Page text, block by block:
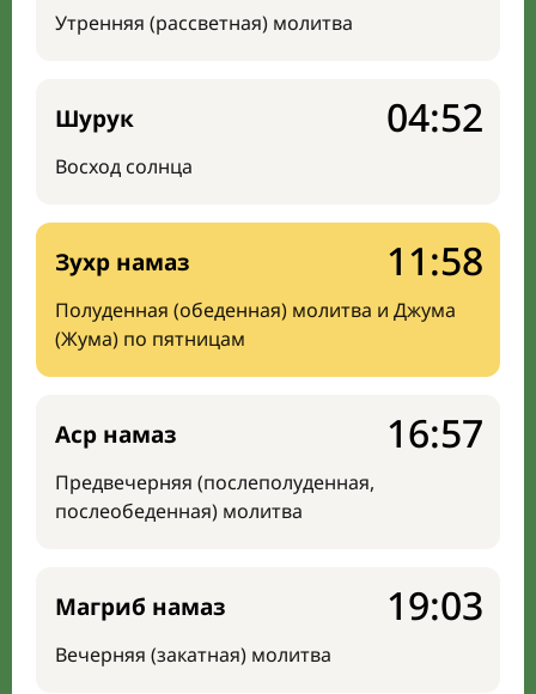
Утренняя (рассветная) молитва
Шурук
Восход солнца
04:52
Зухр намаз
Полуденная (обеденная) молитва и Джума
(Жума) по пятницам
11:58
Аср намаз
Предвечерняя (послеполуденная,
послеобеденная) молитва
16:57
Магриб намаз
Вечерняя (закатная) молитва
19:03